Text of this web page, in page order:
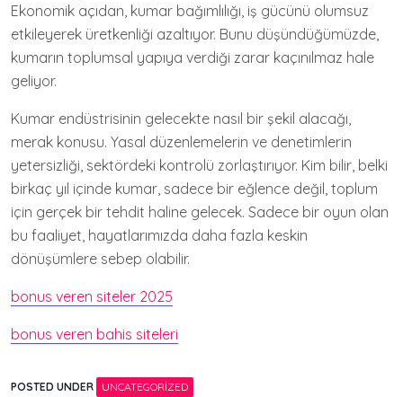
Ekonomik açıdan, kumar bağımlılığı, iş gücünü olumsuz
etkileyerek üretkenliği azaltıyor. Bunu düşündüğümüzde,
kumarın toplumsal yapıya verdiği zarar kaçınılmaz hale
geliyor.
Kumar endüstrisinin gelecekte nasıl bir şekil alacağı,
merak konusu. Yasal düzenlemelerin ve denetimlerin
yetersizliği, sektördeki kontrolü zorlaştırıyor. Kim bilir, belki
birkaç yıl içinde kumar, sadece bir eğlence değil, toplum
için gerçek bir tehdit haline gelecek. Sadece bir oyun olan
bu faaliyet, hayatlarımızda daha fazla keskin
dönüşümlere sebep olabilir.
bonus veren siteler 2025
bonus veren bahis siteleri
POSTED UNDER UNCATEGORIZED